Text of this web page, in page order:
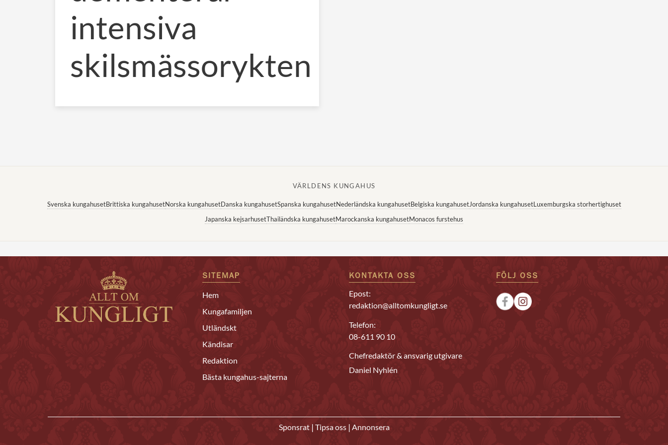
intensiva
skilsmässorykten
VÄRLDENS KUNGAHUS
Svenska kungahusetBrittiska kungahusetNorska kungahusetDanska kungahusetSpanska kungahusetNederländska kungahusetBelgiska kungahusetJordanska kungahusetLuxemburgska storhertighuset
Japanska kejsarhusetThailändska kungahusetMarockanska kungahusetMonacos furstehus
SITEMAP
Hem
Kungafamiljen
Utländskt
Kändisar
Redaktion
Bästa kungahus-sajterna
KONTAKTA OSS
Epost:
redaktion@alltomkungligt.se
Telefon:
08-611 90 10
Chefredaktör & ansvarig utgivare
Daniel Nyhlén
FÖLJ OSS
Sponsrat | Tipsa oss | Annonsera